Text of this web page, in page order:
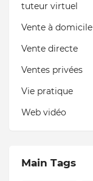
tuteur virtuel
Vente à domicile
Vente directe
Ventes privées
Vie pratique
Web vidéo
Main Tags